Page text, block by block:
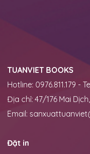
TUANVIET BOOKS
Hotline: 0976.811.179 -
Địa chỉ: 47/176 Mai
Email:
Đặt in